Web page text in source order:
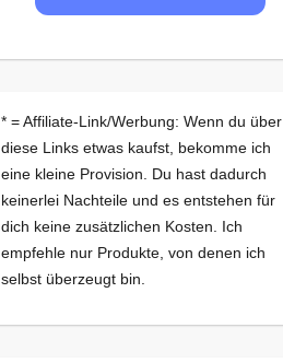
* = Affiliate-Link/Werbung: Wenn du über
diese Links etwas kaufst, bekomme ich
eine kleine Provision. Du hast dadurch
keinerlei Nachteile und es entstehen für
dich keine zusätzlichen Kosten. Ich
empfehle nur Produkte, von denen ich
selbst überzeugt bin.